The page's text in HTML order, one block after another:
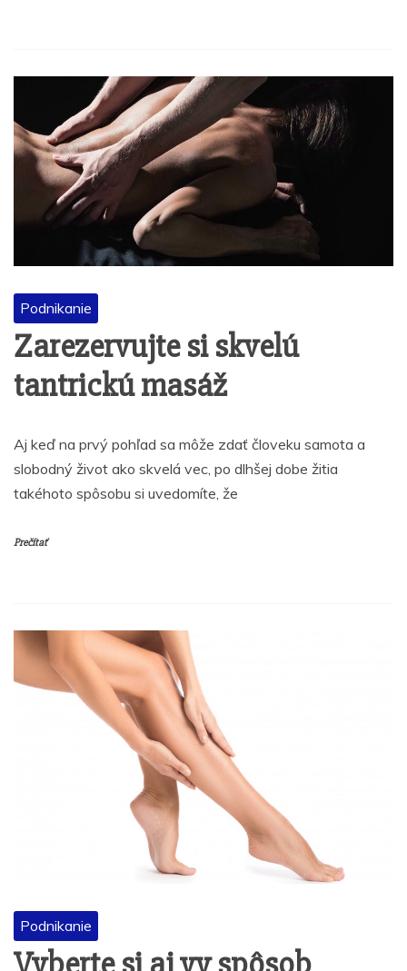
Podnikanie
Zarezervujte si skvelú
tantrickú masáž
Aj keď na prvý pohľad sa môže zdať človeku samota a
slobodný život ako skvelá vec, po dlhšej dobe žitia
takéhoto spôsobu si uvedomíte, že
Prečítať
Podnikanie